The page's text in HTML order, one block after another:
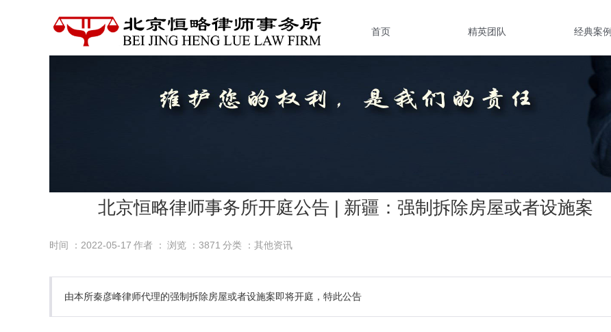
首页 精英团队 经典案例
北京恒略律师事务所开庭公告 | 新疆：强制拆除房屋或者设施案
时间 ：2022-05-17 作者 ： 浏览 ： 3871 分类 ：其他资讯
由本所秦彦峰律师代理的强制拆除房屋或者设施案即将开庭，特此公告